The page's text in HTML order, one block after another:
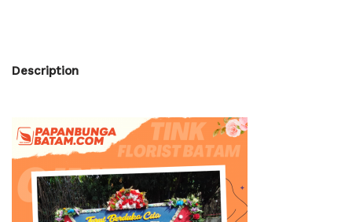
Description